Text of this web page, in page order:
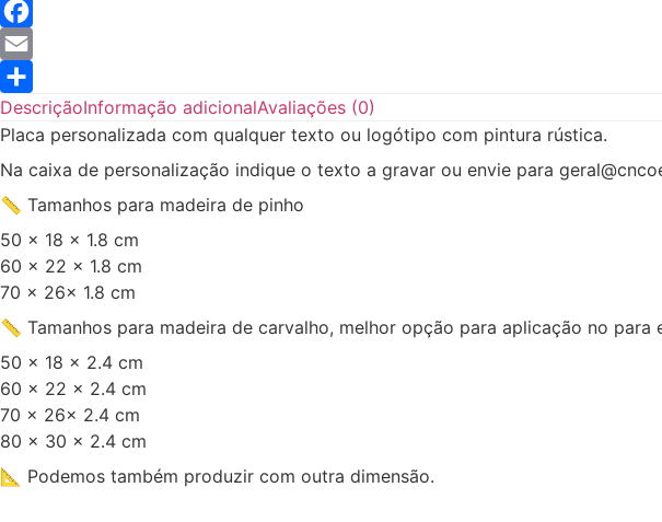
Messenger
Facebook
Email
Share
DescriçãoInformação adicionalAvaliações (0)
Placa personalizada com qualquer texto ou logótipo com pintura rústica.
Na caixa de personalização indique o texto a gravar ou envie para
📏 Tamanhos para madeira de pinho
50 x 18 x 1.8 cm
60 x 22 x 1.8 cm
70 x 26x 1.8 cm
📏 Tamanhos para madeira de carvalho, melhor opção para aplicação no para
50 x 18 x 2.4 cm
60 x 22 x 2.4 cm
70 x 26x 2.4 cm
80 x 30 x 2.4 cm
📐 Podemos também produzir com outra dimensão.